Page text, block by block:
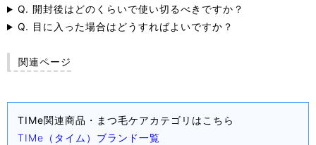
Q. 開封後はどのくらいで使い切るべきですか？
Q. 目に入った場合はどうすればよいですか？
関連ページ
TIMe関連商品・まつ毛ケアカテゴリはこちら
TIMe（タイム）ブランド一覧